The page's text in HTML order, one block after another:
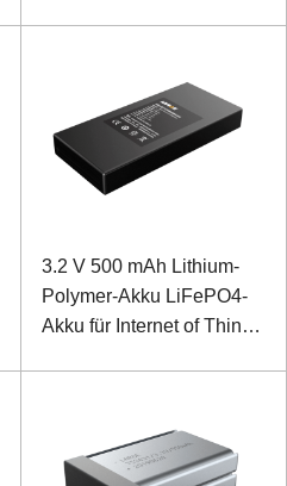
3.2 V 500 mAh Lithium-
Polymer-Akku LiFePO4-
Akku für Internet of Things